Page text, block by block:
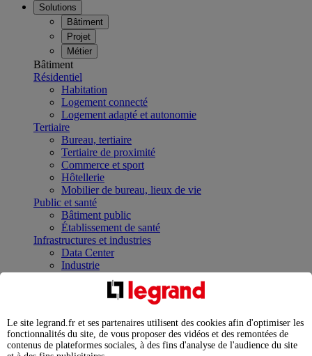
Solutions
Bâtiment
Projet
Métier
Bâtiment
Résidentiel
Habitation
Logement connecté
Logement adapté et autonomie
Tertiaire
Bureau, tertiaire
Tertiaire de proximité
Commerce et sport
Hôtellerie
Mobilier de bureau, lieux de vie
Public et santé
Bâtiment public
Établissement de santé
Infrastructures et industries
Data Center
Industrie
Infrastructures
Contrôler et planifier le fonctionnement des appareils
Répartir et optimiser son tableau électrique
Legrand Data Center Solutions : concentrer les
expertises au service de vos performances
Le site legrand.fr et ses partenaires utilisent des cookies afin d'optimiser les
fonctionnalités du site, de vous proposer des vidéos et des remontées de
contenus de plateformes sociales, à des fins d'analyse de l'audience du site